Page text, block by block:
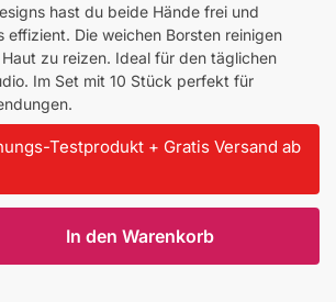
hast du beide Hände frei und
effizient. Die weichen Borsten reinigen
zu reizen. Ideal für den täglichen
Im Set mit 10 Stück perfekt für
Testprodukt + Gratis Versand ab
In den Warenkorb